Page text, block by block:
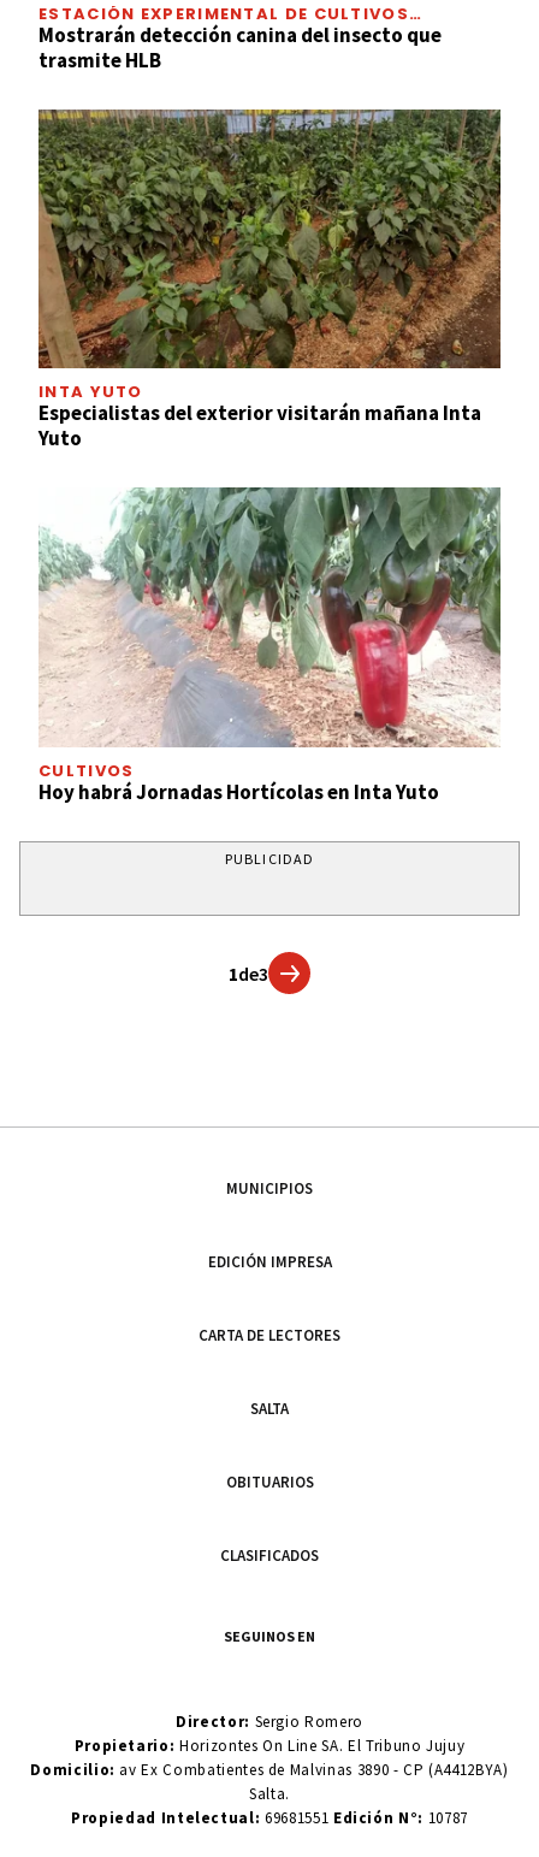
ESTACIÓN EXPERIMENTAL DE CULTIVOS
TROPICALES
Mostrarán detección canina del insecto que
trasmite HLB
INTA YUTO
Especialistas del exterior visitarán mañana Inta
Yuto
CULTIVOS
Hoy habrá Jornadas Hortícolas en Inta Yuto
PUBLICIDAD
1de3
MUNICIPIOS
EDICIÓN IMPRESA
CARTA DE LECTORES
SALTA
OBITUARIOS
CLASIFICADOS
SEGUINOS EN
Director: Sergio Romero
Propietario:Horizontes On Line SA. El Tribuno Jujuy
Domicilio: av Ex Combatientes de Malvinas 3890 - CP (A4412BYA)
Salta.
Propiedad Intelectual: 69681551 Edición N°: 10787